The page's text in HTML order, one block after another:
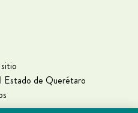
Estado de Querétaro